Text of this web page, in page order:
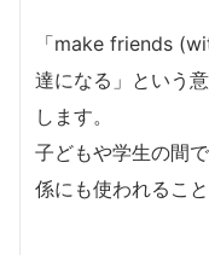
「make friends
達になる」という
します。
子どもや学生の間
係にも使われるこ